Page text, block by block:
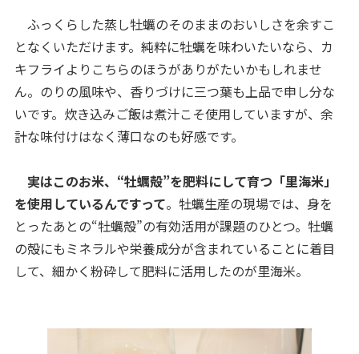
ふっくらした蒸し牡蠣のそのままのおいしさを余すこ
となくいただけます。純粋に牡蠣を味わいたいなら、カ
キフライよりこちらのほうがありがたいかもしれませ
ん。のりの風味や、香りづけに三つ葉も上品で申し分な
いです。炊き込みご飯は煮汁こそ使用していますが、余
計な味付けはなく薄口なのも好感です。
実はこのお米、“牡蠣殻”を肥料にして育つ「里海米」
を使用しているんですって。牡蠣生産の現場では、身を
とったあとの“牡蠣殻”の有効活用が課題のひとつ。牡蠣
の殻にもミネラルや栄養成分が含まれていることに着目
して、細かく粉砕して肥料に活用したのが里海米。